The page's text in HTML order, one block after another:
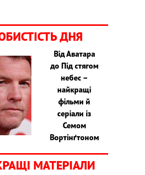
ДНЯ
Від Аватара
до Під стягом
небес –
найкращі
фільми й
серіали із
Семом
Вортінґтоном
МАТЕРІАЛИ